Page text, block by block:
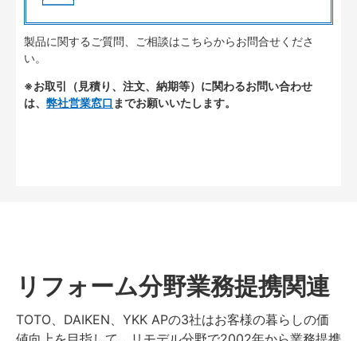
製品に関するご質問、ご相談はこちらからお問合せくださ
い。
※お取引（見積り、注文、納期等）に関わるお問い合わせ
は、 弊社営業窓口 までお願いいたします。
リフォーム分野業務提携関連
TOTO、DAIKEN、YKK APの3社はお客様の暮らしの価